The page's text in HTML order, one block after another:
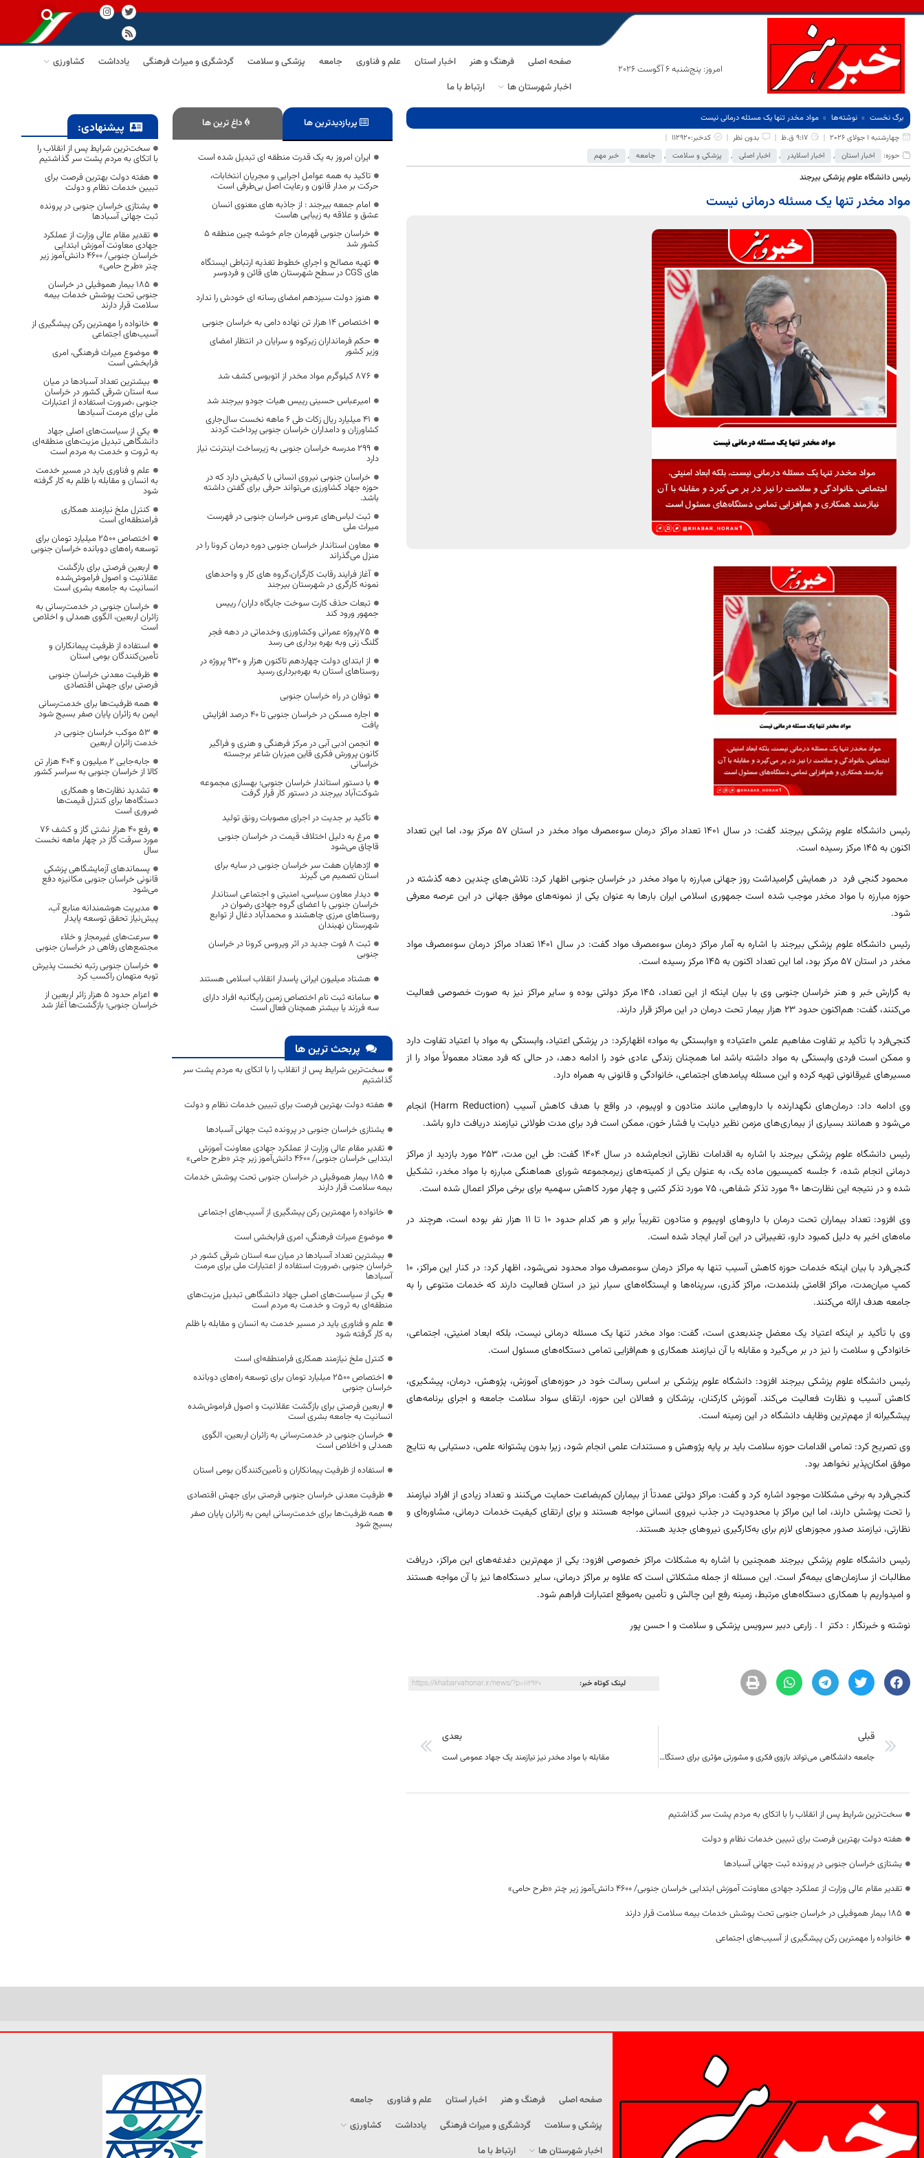
امروز: پنج‌شنبه 6 آگوست 2026
صفحه اصلی فرهنگ و هنر اخبار استان علم و فناوری جامعه پزشکی و سلامت گردشگری و میراث فرهنگی یادداشت
کشاورزی
اخبار شهرستان ها
ارتباط با ما
برگ نخست نوشته‌ها
مواد مخدر تنها یک مسئله درمانی نیست
چهارشنبه 1 جولای 2026
9:17 ق.ظ بدون نظر
کدخبر:112920
حوزه:
اخبار استان , اخبار اسلایدر , اخبار اصلی , پزشکی و سلامت , جامعه , خبر مهم
رئیس دانشگاه علوم پزشکی بیرجند
مواد مخدر تنها یک مسئله درمانی نیست
رئیس دانشگاه علوم پزشکی بیرجند گفت: در سال ۱۴۰۱ تعداد مراکز درمان سوءمصرف مواد مخدر در استان ۵۷ مرکز بود، اما این تعداد
اکنون به ۱۴۵ مرکز رسیده است.
محمود گنجی فرد در همایش گرامیداشت روز جهانی مبارزه با مواد مخدر در خراسان جنوبی اظهار کرد: تلاش‌های چندین دهه گذشته در
حوزه مبارزه با مواد مخدر موجب شده است جمهوری اسلامی ایران بارها به عنوان یکی از نمونه‌های موفق جهانی در این عرصه معرفی
شود.
رئیس دانشگاه علوم پزشکی بیرجند با اشاره به آمار مراکز درمان سوءمصرف مواد گفت: در سال ۱۴۰۱ تعداد مراکز درمان سوءمصرف مواد
مخدر در استان ۵۷ مرکز بود، اما این تعداد اکنون به ۱۴۵ مرکز رسیده است.
به گزارش خبر و هنر خراسان جنوبی وی با بیان اینکه از این تعداد، ۱۴۵ مرکز دولتی بوده و سایر مراکز نیز به صورت خصوصی فعالیت
می‌کنند، گفت: هم‌اکنون حدود ۲۳ هزار بیمار تحت درمان در این مراکز قرار دارند.
گنجی‌فرد با تأکید بر تفاوت مفاهیم علمی «اعتیاد» و «وابستگی به مواد» اظهارکرد: در پزشکی اعتیاد، وابستگی به مواد با اعتیاد تفاوت دارد
و ممکن است فردی وابستگی به مواد داشته باشد اما همچنان زندگی عادی خود را ادامه دهد، در حالی که فرد معتاد معمولاً مواد را از
مسیرهای غیرقانونی تهیه کرده و این مسئله پیامدهای اجتماعی، خانوادگی و قانونی به همراه دارد.
وی ادامه داد: درمان‌های نگهدارنده با داروهایی مانند متادون و اوپیوم، در واقع با هدف کاهش آسیب (Harm Reduction) انجام
می‌شود و همانند بسیاری از بیماری‌های مزمن نظیر دیابت یا فشار خون، ممکن است فرد برای مدت طولانی نیازمند دریافت دارو باشد.
رئیس دانشگاه علوم پزشکی بیرجند با اشاره به اقدامات نظارتی انجام‌شده در سال ۱۴۰۴ گفت: طی این مدت، ۲۵۳ مورد بازدید از مراکز
درمانی انجام شده، ۶ جلسه کمیسیون ماده یک، به عنوان یکی از کمیته‌های زیرمجموعه شورای هماهنگی مبارزه با مواد مخدر، تشکیل
شده و در نتیجه این نظارت‌ها ۹۰ مورد تذکر شفاهی، ۷۵ مورد تذکر کتبی و چهار مورد کاهش سهمیه برای برخی مراکز اعمال شده است.
وی افزود: تعداد بیماران تحت درمان با داروهای اوپیوم و متادون تقریباً برابر و هر کدام حدود ۱۰ تا ۱۱ هزار نفر بوده است، هرچند در
ماه‌های اخیر به دلیل کمبود دارو، تغییراتی در این آمار ایجاد شده است.
گنجی‌فرد با بیان اینکه خدمات حوزه کاهش آسیب تنها به مراکز درمان سوءمصرف مواد محدود نمی‌شود، اظهار کرد: در کنار این مراکز، ۱۰
کمپ میان‌مدت، مراکز اقامتی بلندمدت، مراکز گذری، سرپناه‌ها و ایستگاه‌های سیار نیز در استان فعالیت دارند که خدمات متنوعی را به
جامعه هدف ارائه می‌کنند.
وی با تأکید بر اینکه اعتیاد یک معضل چندبعدی است، گفت: مواد مخدر تنها یک مسئله درمانی نیست، بلکه ابعاد امنیتی، اجتماعی،
خانوادگی و سلامت را نیز در بر می‌گیرد و مقابله با آن نیازمند همکاری و هم‌افزایی تمامی دستگاه‌های مسئول است.
رئیس دانشگاه علوم پزشکی بیرجند افزود: دانشگاه علوم پزشکی بر اساس رسالت خود در حوزه‌های آموزش، پژوهش، درمان، پیشگیری،
کاهش آسیب و نظارت فعالیت می‌کند. آموزش کارکنان، پزشکان و فعالان این حوزه، ارتقای سواد سلامت جامعه و اجرای برنامه‌های
پیشگیرانه از مهم‌ترین وظایف دانشگاه در این زمینه است.
وی تصریح کرد: تمامی اقدامات حوزه سلامت باید بر پایه پژوهش و مستندات علمی انجام شود، زیرا بدون پشتوانه علمی، دستیابی به نتایج
موفق امکان‌پذیر نخواهد بود.
گنجی‌فرد به برخی مشکلات موجود اشاره کرد و گفت: مراکز دولتی عمدتاً از بیماران کم‌بضاعت حمایت می‌کنند و تعداد زیادی از افراد نیازمند
را تحت پوشش دارند، اما این مراکز با محدودیت در جذب نیروی انسانی مواجه هستند و برای ارتقای کیفیت خدمات درمانی، مشاوره‌ای و
نظارتی، نیازمند صدور مجوزهای لازم برای به‌کارگیری نیروهای جدید هستند.
رئیس دانشگاه علوم پزشکی بیرجند همچنین با اشاره به مشکلات مراکز خصوصی افزود: یکی از مهم‌ترین دغدغه‌های این مراکز، دریافت
مطالبات از سازمان‌های بیمه‌گر است. این مسئله از جمله مشکلاتی است که علاوه بر مراکز درمانی، سایر دستگاه‌ها نیز با آن مواجه هستند
و امیدواریم با همکاری دستگاه‌های مرتبط، زمینه رفع این چالش و تأمین به‌موقع اعتبارات فراهم شود.
نوشته و خبرنگار : دکتر ا . زارعی دبیر سرویس پزشکی و سلامت و ا حسن پور
لینک کوتاه خبر: https://khabarvahonar.ir/news/?p=112920
قبلی
جامعه دانشگاهی می‌تواند بازوی فکری و مشورتی مؤثری برای دستگاه‌های اجرایی و نظارتی باشد
بعدی
مقابله با مواد مخدر نیز نیازمند یک جهاد عمومی است
سخت‌ترین شرایط پس از انقلاب را با اتکای به مردم پشت سر گذاشتیم
هفته دولت بهترین فرصت برای تبیین خدمات نظام و دولت
یشتازی خراسان جنوبی در پرونده ثبت جهانی آسبادها
تقدیر مقام عالی وزارت از عملکرد جهادی معاونت آموزش ابتدایی خراسان جنوبی/ ۴۶۰۰ دانش‌آموز زیر چتر «طرح حامی»
۱۸۵ بیمار هموفیلی در خراسان جنوبی تحت پوشش خدمات بیمه سلامت قرار دارند
خانواده را مهمترین رکن پیشگیری از آسیب‌های اجتماعی
پربازدیدترین ها داغ ترین ها
ایران امروز به یک قدرت منطقه ای تبدیل شده است
تاکید به همه عوامل اجرایی و مجریان انتخابات،
حرکت بر مدار قانون و رعایت اصل بی‌طرفی است
امام جمعه بیرجند : از جاذبه های معنوی انسان
عشق و علاقه به زیبایی هاست
خراسان جنوبی قهرمان جام خوشه چین منطقه ۵
کشور شد
تهيه مصالح و اجراي خطوط تغذیه ارتباطی ایستگاه
های CGS در سطح شهرستان های قائن و فردوسر
هنوز دولت سیزدهم امضای رسانه ای خودش را ندارد
اختصاص ۱۴ هزار تن نهاده دامی به خراسان جنوبی
حکم فرمانداران زیرکوه و سرایان در انتظار امضای
وزیر کشور
۸۷۶ کیلوگرم مواد مخدر از اتوبوس کشف شد
امیرعباس حسینی رییس هیات جودو بیرجند شد
۴۱ میلیارد ریال زکات طی ۶ ماهه نخست سال‌جاری
کشاورزان و دامداران خراسان جنوبی پرداخت کردند
۲۹۹ مدرسه خراسان جنوبی به زیرساخت اینترنت نیاز
دارد
خراسان جنوبی نیروی انسانی با کیفیتی دارد که در
حوزه جهاد کشاورزی می‌تواند حرفی برای گفتن داشته
باشد.
ثبت لباس‌های عروس خراسان جنوبی در فهرست
میراث ملی
معاون استاندار خراسان جنوبی دوره درمان کرونا را در
منزل می‌گذراند
آغاز فرایند رقابت کارگران،گروه های کار و واحدهای
نمونه کارگری در شهرستان بیرجند
تبعات حذف کارت سوخت جایگاه داران/ رییس
جمهور ورود کند
۷۵پروژه عمرانی وکشاورزی وخدماتی در دهه فجر
گلنگ زنی وبه بهره برداری می رسد
از ابتدای دولت چهاردهم تاکنون هزار و ۹۳۰ پروژه در
روستاهای استان به بهره‌برداری رسید
توفان در راه خراسان جنوبی
اجاره مسکن در خراسان جنوبی تا ۴۰ درصد افزایش
یافت
انجمن ادبی آبی در مرکز فرهنگی و هنری و فراگیر
کانون پرورش فکری قاین میزبان شاعر برجسته
خراسانی
با دستور استاندار خراسان جنوبی؛ بهسازی مجموعه
شوکت‌آباد بیرجند در دستور کار قرار گرفت
تأکید بر جدیت در اجرای مصوبات رونق تولید
مرغ به دلیل اختلاف قیمت در خراسان جنوبی
قاچاق می‌شود
اژدهایان هفت سر خراسان جنوبی در سایه برای
استان تصمیم می گیرند
دیدار معاون سیاسی، امنیتی و اجتماعی استاندار
خراسان جنوبی با اعضای گروه جهادی رضوان در
روستاهای مرزی چاهشند و محمدآباد دغال از توابع
شهرستان نهبندان
ثبت 8 فوت جدید در اثر ویروس کرونا در خراسان
جنوبی
هشتاد میلیون ایرانی پاسدار انقلاب اسلامی هستند
سامانه ثبت نام اختصاص زمین رایگانبه افراد دارای
سه فرزند یا بیشتر همچنان فعال است
پربحث ترین ها
سخت‌ترین شرایط پس از انقلاب را با اتکای به مردم پشت سر
گذاشتیم
هفته دولت بهترین فرصت برای تبیین خدمات نظام و دولت
یشتازی خراسان جنوبی در پرونده ثبت جهانی آسبادها
تقدیر مقام عالی وزارت از عملکرد جهادی معاونت آموزش
ابتدایی خراسان جنوبی/ ۴۶۰۰ دانش‌آموز زیر چتر «طرح حامی»
۱۸۵ بیمار هموفیلی در خراسان جنوبی تحت پوشش خدمات
بیمه سلامت قرار دارند
خانواده را مهمترین رکن پیشگیری از آسیب‌های اجتماعی
موضوع میراث فرهنگی، امری فرابخشی است
بیشترین تعداد آسبادها در میان سه استان شرقی کشور در
خراسان جنوبی ،ضرورت استفاده از اعتبارات ملی برای مرمت
آسبادها
یکی از سیاست‌های اصلی جهاد دانشگاهی تبدیل مزیت‌های
منطقه‌ای به ثروت و خدمت به مردم است
علم و فناوری باید در مسیر خدمت به انسان و مقابله با ظلم
به کار گرفته شود
کنترل ملخ نیازمند همکاری فرامنطقه‌ای است
اختصاص 2500 میلیارد تومان برای توسعه راه‌های دوبانده
خراسان جنوبی
اربعین فرصتی برای بازگشت عقلانیت و اصول فراموش‌شده
انسانیت به جامعه بشری است
خراسان جنوبی در خدمت‌رسانی به زائران اربعین، الگوی
همدلی و اخلاص است
استفاده از ظرفیت پیمانکاران و تأمین‌کنندگان بومی استان
ظرفیت معدنی خراسان جنوبی فرصتی برای جهش اقتصادی
همه ظرفیت‌ها برای خدمت‌رسانی ایمن به زائران پایان صفر
بسیج شود
پیشنهادی:
سخت‌ترین شرایط پس از انقلاب را
با اتکای به مردم پشت سر گذاشتیم
هفته دولت بهترین فرصت برای
تبیین خدمات نظام و دولت
یشتازی خراسان جنوبی در پرونده
ثبت جهانی آسبادها
تقدیر مقام عالی وزارت از عملکرد
جهادی معاونت آموزش ابتدایی
خراسان جنوبی/ ۴۶۰۰ دانش‌آموز زیر
چتر «طرح حامی»
۱۸۵ بیمار هموفیلی در خراسان
جنوبی تحت پوشش خدمات بیمه
سلامت قرار دارند
خانواده را مهمترین رکن پیشگیری از
آسیب‌های اجتماعی
موضوع میراث فرهنگی، امری
فرابخشی است
بیشترین تعداد آسبادها در میان
سه استان شرقی کشور در خراسان
جنوبی ،ضرورت استفاده از اعتبارات
ملی برای مرمت آسبادها
یکی از سیاست‌های اصلی جهاد
دانشگاهی تبدیل مزیت‌های منطقه‌ای
به ثروت و خدمت به مردم است
علم و فناوری باید در مسیر خدمت
به انسان و مقابله با ظلم به کار گرفته
شود
کنترل ملخ نیازمند همکاری
فرامنطقه‌ای است
اختصاص 2500 میلیارد تومان برای
توسعه راه‌های دوبانده خراسان جنوبی
اربعین فرصتی برای بازگشت
عقلانیت و اصول فراموش‌شده
انسانیت به جامعه بشری است
خراسان جنوبی در خدمت‌رسانی به
زائران اربعین، الگوی همدلی و اخلاص
است
استفاده از ظرفیت پیمانکاران و
تأمین‌کنندگان بومی استان
ظرفیت معدنی خراسان جنوبی
فرصتی برای جهش اقتصادی
همه ظرفیت‌ها برای خدمت‌رسانی
ایمن به زائران پایان صفر بسیج شود
53 موکب خراسان جنوبی در
خدمت زائران اربعین
جابه‌جایی 2 میلیون و 404 هزار تن
کالا از خراسان جنوبی به سراسر کشور
تشدید نظارت‌ها و همکاری
دستگاه‌ها برای کنترل قیمت‌ها
ضروری است
رفع 40 هزار نشتی گاز و کشف 76
مورد سرقت گاز در چهار ماهه نخست
سال
پسماندهای آزمایشگاهی پزشکی
قانونی خراسان جنوبی مکانیزه دفع
می‌شود
مدیریت هوشمندانه منابع آب،
پیش‌نیاز تحقق توسعه پایدار
سرعت‌های غیرمجاز و خلاء
مجتمع‌های رفاهی در خراسان جنوبی
خراسان جنوبی رتبه نخست پذیرش
توبه متهمان راکسب کرد
اعزام حدود 5 هزار زائر اربعین از
خراسان جنوبی؛ بازگشت‌ها آغاز شد
صفحه اصلی فرهنگ و هنر اخبار استان علم و فناوری
جامعه
پزشکی و سلامت
گردشگری و میراث فرهنگی یادداشت
کشاورزی
اخبار شهرستان ها
ارتباط با ما